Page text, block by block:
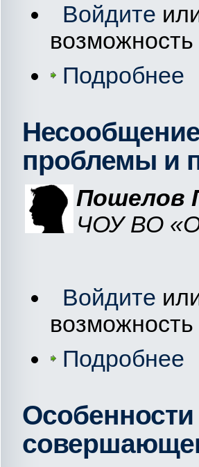
Войдите
Подробнее
проблемы и
Пошелов
ЧОУ ВО
Войдите
Подробнее